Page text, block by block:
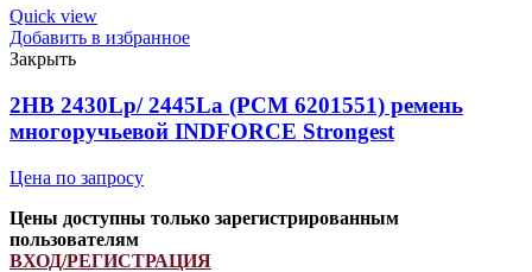
(PCM
6201522)
ремень
многоручьевой
INDFORCE
Strongest
quantity
Quick view
Добавить в избранное
Закрыть
2HB 2430Lp/ 2445La (РСМ 6201551) ремень
многоручьевой INDFORCE Strongest
Цена по запросу
Цены доступны только зарегистрированным
пользователям
ВХОД/РЕГИСТРАЦИЯ